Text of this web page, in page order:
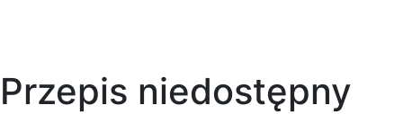
Przepis niedostępny